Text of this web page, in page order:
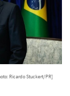
Ricardo Stuckert/PR]